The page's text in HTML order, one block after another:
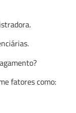
fatores como: